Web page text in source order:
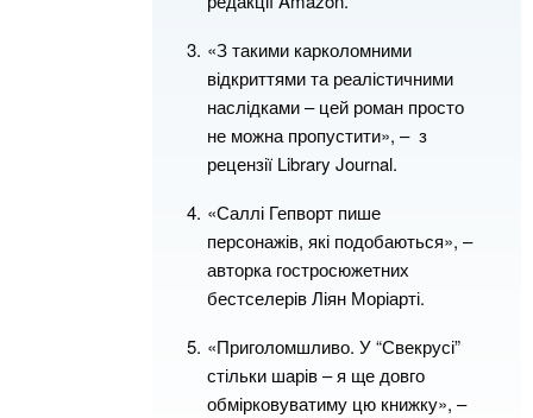
«З такими карколомними
відкриттями та реалістичними
наслідками – цей роман просто
не можна пропустити», – з
рецензії Library Journal.
«Саллі Гепворт пише
персонажів, які подобаються», –
авторка гостросюжетних
бестселерів Ліян Моріарті.
«Приголомшливо. У “Свекрусі”
стільки шарів – я ще довго
обмірковуватиму цю книжку», –